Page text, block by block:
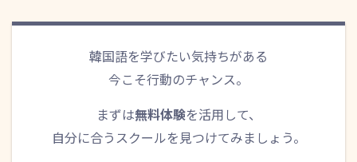
韓国語を学びたい気持ちがある
今こそ行動のチャンス。
まずは無料体験を活用して、
自分に合うスクールを見つけてみましょう。